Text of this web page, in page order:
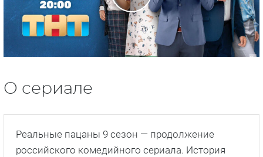
О сериале
Реальные пацаны 9 сезон — продолжение
российского комедийного сериала. История